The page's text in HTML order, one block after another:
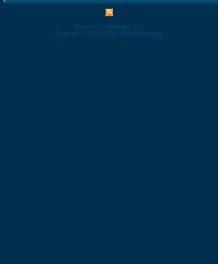
Powered by 4images 1.10
Copyright © 2002-2026 4homepages.de